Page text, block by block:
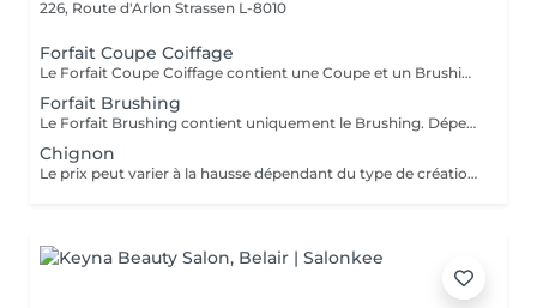
226, Route d'Arlon Strassen L-8010
Forfait Coupe Coiffage
Le Forfait Coupe Coiffage contient une Coupe et un Brushing. Dépendant de la longueur des cheveux, le prix peut varier. En cas de questions veuillez appeler au +352 26 31 07 11.
Forfait Brushing
Le Forfait Brushing contient uniquement le Brushing. Dépendant de la longueur des cheveux, le prix peut varier. En cas de questions veuillez appeler au +352 26 31 07 11.
Chignon
Le prix peut varier à la hausse dépendant du type de création finalement réalisée.